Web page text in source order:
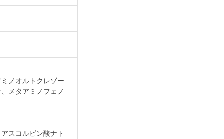
ノオルトクレゾー
メタアミノフェノ
スコルビン酸ナト